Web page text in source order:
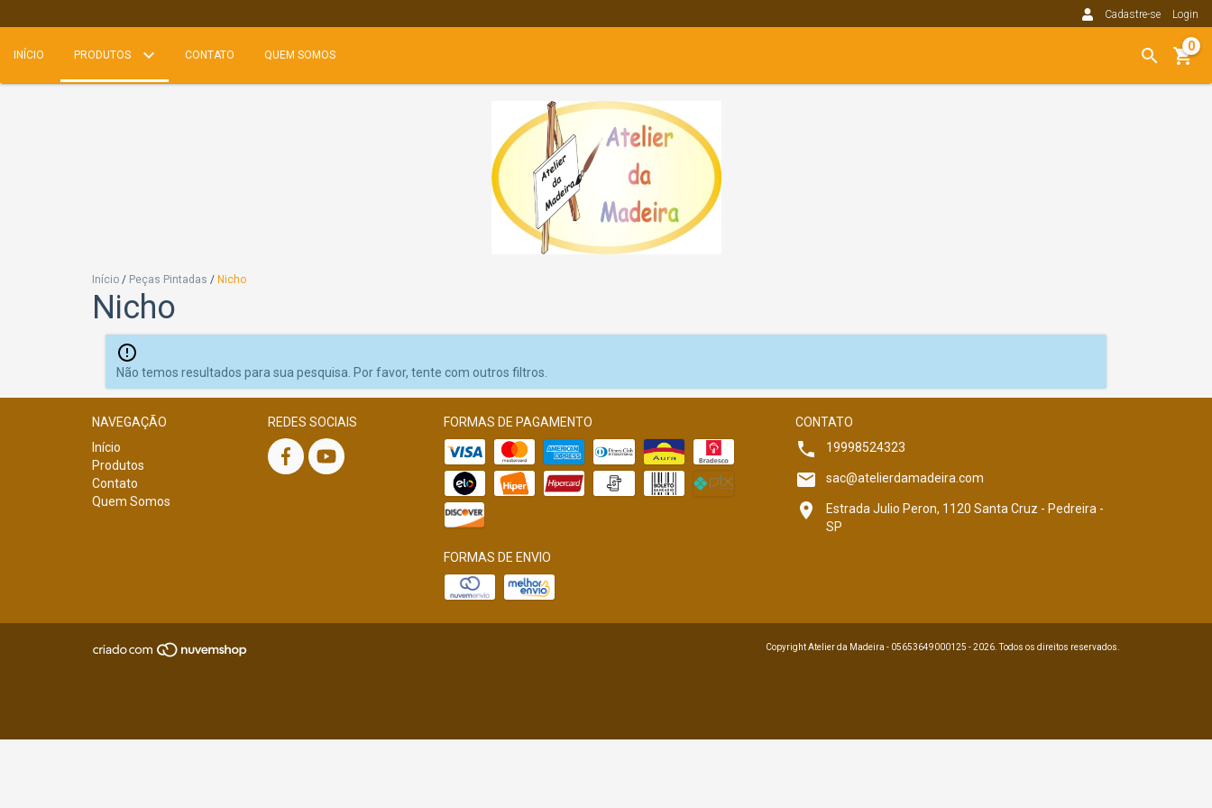
Cadastre-se Login
INÍCIO PRODUTOS CONTATO QUEM SOMOS
0
Início / Peças Pintadas / Nicho
Nicho
Não temos resultados para sua pesquisa. Por favor, tente com outros filtros.
NAVEGAÇÃO
Início
Produtos
Contato
Quem Somos
REDES SOCIAIS FORMAS DE PAGAMENTO
FORMAS DE ENVIO
CONTATO
19998524323
sac@atelierdamadeira.com
Estrada Julio Peron, 1120 Santa Cruz - Pedreira -
SP
Copyright Atelier da Madeira - 05653649000125 - 2026. Todos os direitos reservados.